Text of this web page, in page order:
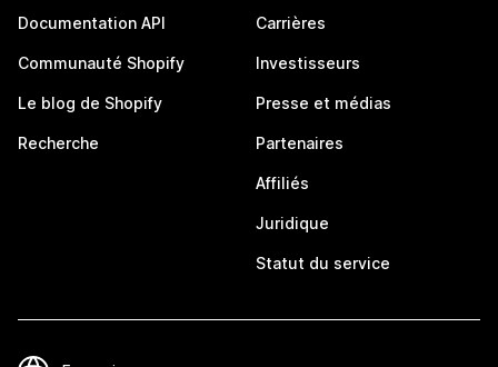
Documentation API
Communauté Shopify
Le blog de Shopify
Recherche
Carrières
Investisseurs
Presse et médias
Partenaires
Affiliés
Juridique
Statut du service